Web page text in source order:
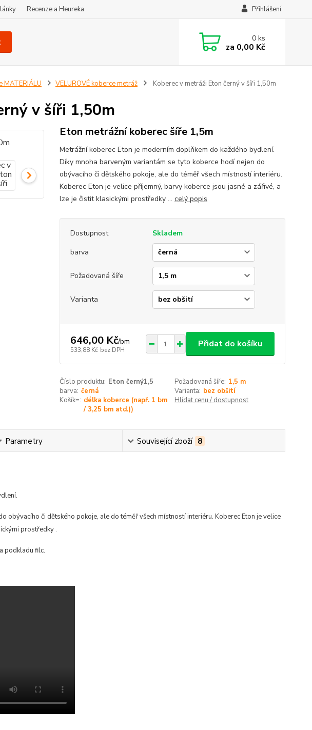
Recenze a Heureka Přihlášení
0ks
za 0,00 Kč
MATERIÁLU VELUROVÉ koberce metráž Koberec v metráži Eton černý v šíři 1,50m
v šíři 1,50m
Eton metrážní koberec šíře 1,5m
Metrážní koberec Eton je moderním doplňkem do každého bydlení.
Díky mnoha barveným variantám se tyto koberce hodí nejen do
obývacího či dětského pokoje, ale do téměř všech místností interiéru.
Koberec Eton je velice příjemný, barvy koberce jsou jasné a zářivé, a
lze je čistit klasickými prostředky ... celý popis
Dostupnost
Skladem
barva
Požadovaná šíře
Varianta
646,00 Kč/bm
533,88 Kč bez DPH
Přidat do košíku
Číslo produktu: Eton černý1,5 Požadovaná šíře: 1,5 m
barva: černá Varianta: bez obšití
Košík=: délka koberce (např. 1 bm
/ 3,25 bm atd.))
Hlídat cenu / dostupnost
Parametry Související zboží 8
obývacího či dětského pokoje, ale do téměř všech místností interiéru. Koberec Eton je velice
prostředky.
podkladu filc.